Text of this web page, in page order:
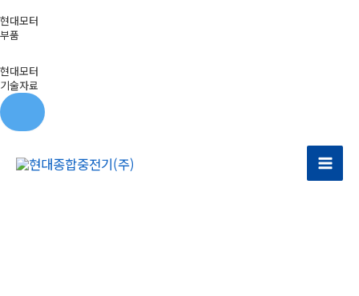
현대모터
부품
현대모터
기술자료
Main